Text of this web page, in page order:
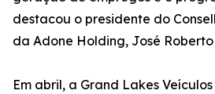
destacou o presidente do
da Adone Holding, José
Em abril, a Grand Lakes